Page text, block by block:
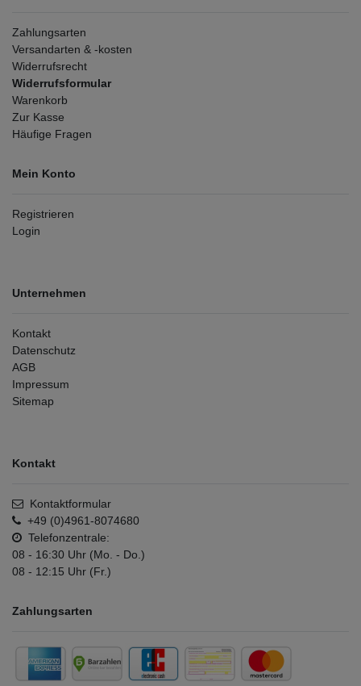
Zahlungsarten
Versandarten & -kosten
Widerrufsrecht
Widerrufsformular
Warenkorb
Zur Kasse
Häufige Fragen
Mein Konto
Registrieren
Login
Unternehmen
Kontakt
Datenschutz
AGB
Impressum
Sitemap
Kontakt
Kontaktformular
+49 (0)4961-8074680
Telefonzentrale:
08 - 16:30 Uhr (Mo. - Do.)
08 - 12:15 Uhr (Fr.)
Zahlungsarten